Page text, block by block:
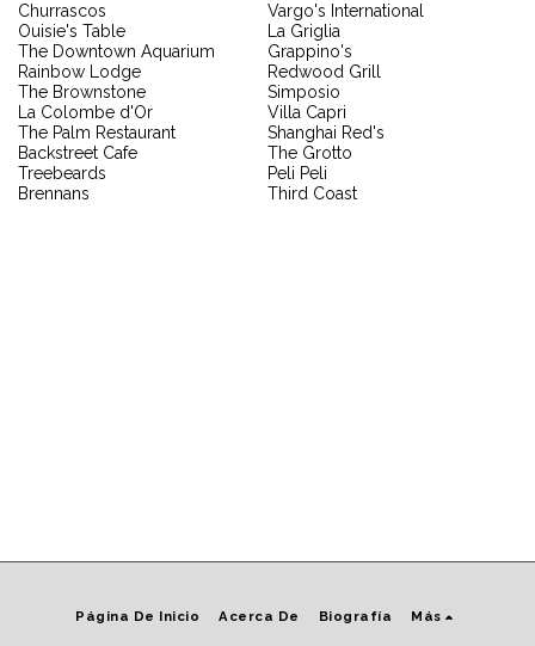
Churrascos
Ouisie's Table
The Downtown Aquarium
Rainbow Lodge
The Brownstone
La Colombe d'Or
The Palm Restaurant
Backstreet Cafe
Treebeards
Brennans
Vargo's International
La Griglia
Grappino's
Redwood Grill
Simposio
Villa Capri
Shanghai Red's
The Grotto
Peli Peli
Third Coast
Página De Inicio Acerca De Biografía Más